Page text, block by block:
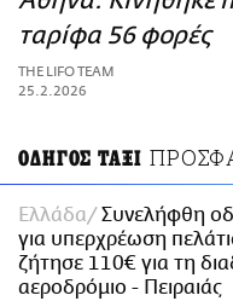
ΑΜΠΑ
PRINT
ταρίφα 56 φορές
THE LIFO TEAM
25.2.2026
ΟΔΗΓΟΣ ΤΑΞΙ
Ελλάδα
Συνελήφθη
για υπερχρέωση
ζήτησε 110€ για τη
αεροδρόμιο - Πειραιάς